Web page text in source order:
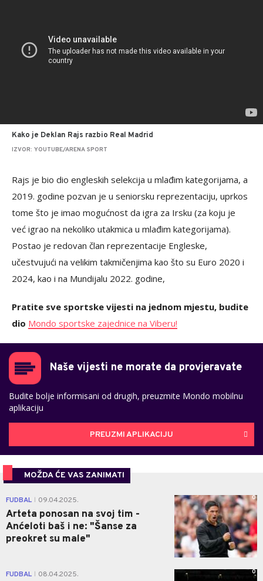
Kako je Deklan Rajs razbio Real Madrid
IZVOR: YOUTUBE/ARENA SPORT
Rajs je bio dio engleskih selekcija u mlađim kategorijama, a
2019. godine pozvan je u seniorsku reprezentaciju, uprkos
tome što je imao mogućnost da igra za Irsku (za koju je
već igrao na nekoliko utakmica u mlađim kategorijama).
Postao je redovan član reprezentacije Engleske,
učestvujući na velikim takmičenjima kao što su Euro 2020 i
2024, kao i na Mundijalu 2022. godine,
Pratite sve sportske vijesti na jednom mjestu, budite
dio Mondo sportske zajednice na Viberu!
Naše vijesti ne morate da provjeravate
Budite bolje informisani od drugih, preuzmite Mondo mobilnu
aplikaciju
PREUZMI APLIKACIJU
MOŽDA ĆE VAS ZANIMATI
FUDBAL 09.04.2025.
Arteta ponosan na svoj tim -
Anćeloti baš i ne: "Šanse za
preokret su male"
0
FUDBAL 08.04.2025. 0